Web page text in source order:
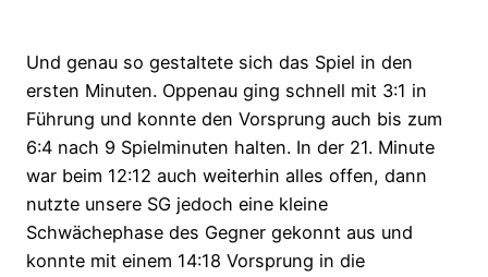
Und genau so gestaltete sich das Spiel in den
ersten Minuten. Oppenau ging schnell mit 3:1 in
Führung und konnte den Vorsprung auch bis zum
6:4 nach 9 Spielminuten halten. In der 21. Minute
war beim 12:12 auch weiterhin alles offen, dann
nutzte unsere SG jedoch eine kleine
Schwächephase des Gegner gekonnt aus und
konnte mit einem 14:18 Vorsprung in die